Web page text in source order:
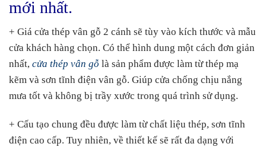
mới nhất.
+ Giá cửa thép vân gỗ 2 cánh sẽ tùy vào kích thước và mẫu
cửa khách hàng chọn. Có thể hình dung một cách đơn giản
nhất, cửa thép vân gỗ là sản phẩm được làm từ thép mạ
kẽm và sơn tĩnh điện vân gỗ. Giúp cửa chống chịu nắng
mưa tốt và không bị trầy xước trong quá trình sử dụng.
+ Cấu tạo chung đều được làm từ chất liệu thép, sơn tĩnh
điện cao cấp. Tuy nhiên, về thiết kế sẽ rất đa dạng với